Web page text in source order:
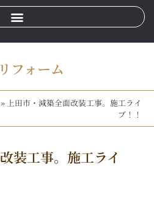
フォーム
» 上田市・減築全面改装工事。施工ライ
ブ！！
装工事。施工ライ